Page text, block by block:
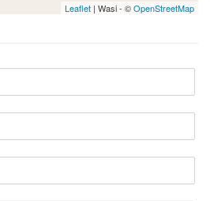
Leaflet | Wasi - ©OpenStreetMap